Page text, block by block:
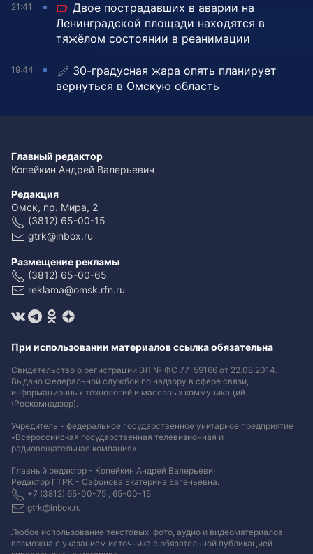
21:41
Двое пострадавших в аварии на
Ленинградской площади находятся в
тяжёлом состоянии в реанимации
19:44
30-градусная жара опять планирует
вернуться в Омскую область
Главный редактор
Копейкин Андрей Валерьевич
Редакция
Омск, пр. Мира, 2
(3812) 65-00-15
gtrk@inbox.ru
Размещение рекламы
(3812) 65-00-65
reklama@omsk.rfn.ru
При использовании материалов ссылка обязательна
Свидетельство о регистрации ЭЛ № ФС 77-59166 от 22.08.2014.
Выдано Федеральной службой по надзору в сфере связи,
информационных технологий и массовых коммуникаций
(Роскомнадзор).
Учредитель - федеральное государственное унитарное предприятие
«Всероссийская государственная телевизионная и
радиовещательная компания».
Главный редактор - Копейкин Андрей Валерьевич.
Редактор ГТРК - Сафонова Екатерина Евгеньевна.
+7 (3812) 65-00-75 , 65-00-15.
gtrk@inbox.ru
Любое использование текстовых, фото, аудио и видеоматериалов
возможна с указанием источника с обязательной публикацией